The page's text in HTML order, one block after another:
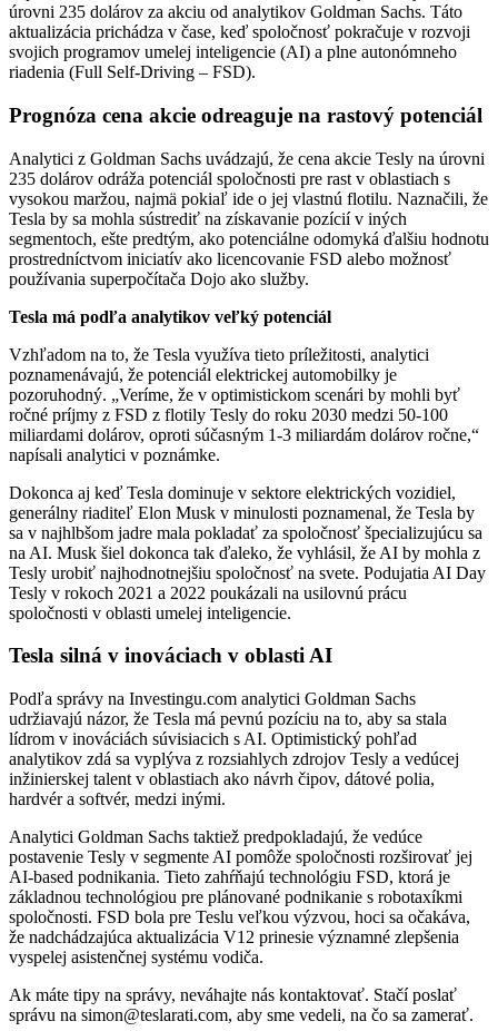
úrovni 235 dolárov za akciu od analytikov Goldman Sachs. Táto
aktualizácia prichádza v čase, keď spoločnosť pokračuje v rozvoji
svojich programov umelej inteligencie (AI) a plne autonómneho
riadenia (Full Self-Driving – FSD).
Prognóza cena akcie odreaguje na rastový potenciál
Analytici z Goldman Sachs uvádzajú, že cena akcie Tesly na úrovni
235 dolárov odráža potenciál spoločnosti pre rast v oblastiach s
vysokou maržou, najmä pokiaľ ide o jej vlastnú flotilu. Naznačili, že
Tesla by sa mohla sústrediť na získavanie pozícií v iných
segmentoch, ešte predtým, ako potenciálne odomyká ďalšiu hodnotu
prostredníctvom iniciatív ako licencovanie FSD alebo možnosť
používania superpočítača Dojo ako služby.
Tesla má podľa analytikov veľký potenciál
Vzhľadom na to, že Tesla využíva tieto príležitosti, analytici
poznamenávajú, že potenciál elektrickej automobilky je
pozoruhodný. „Veríme, že v optimistickom scenári by mohli byť
ročné príjmy z FSD z flotily Tesly do roku 2030 medzi 50-100
miliardami dolárov, oproti súčasným 1-3 miliardám dolárov ročne,“
napísali analytici v poznámke.
Dokonca aj keď Tesla dominuje v sektore elektrických vozidiel,
generálny riaditeľ Elon Musk v minulosti poznamenal, že Tesla by
sa v najhlbšom jadre mala pokladať za spoločnosť špecializujúcu sa
na AI. Musk šiel dokonca tak ďaleko, že vyhlásil, že AI by mohla z
Tesly urobiť najhodnotnejšiu spoločnosť na svete. Podujatia AI Day
Tesly v rokoch 2021 a 2022 poukázali na usilovnú prácu
spoločnosti v oblasti umelej inteligencie.
Tesla silná v inováciach v oblasti AI
Podľa správy na Investingu.com analytici Goldman Sachs
udržiavajú názor, že Tesla má pevnú pozíciu na to, aby sa stala
lídrom v inováciách súvisiacich s AI. Optimistický pohľad
analytikov zdá sa vyplýva z rozsiahlych zdrojov Tesly a vedúcej
inžinierskej talent v oblastiach ako návrh čipov, dátové polia,
hardvér a softvér, medzi inými.
Analytici Goldman Sachs taktiež predpokladajú, že vedúce
postavenie Tesly v segmente AI pomôže spoločnosti rozširovať jej
AI-based podnikania. Tieto zahŕňajú technológiu FSD, ktorá je
základnou technológiou pre plánované podnikanie s robotaxíkmi
spoločnosti. FSD bola pre Teslu veľkou výzvou, hoci sa očakáva,
že nadchádzajúca aktualizácia V12 prinesie významné zlepšenia
vyspelej asistenčnej systému vodiča.
Ak máte tipy na správy, neváhajte nás kontaktovať. Stačí poslať
správu na simon@teslarati.com, aby sme vedeli, na čo sa zamerať.